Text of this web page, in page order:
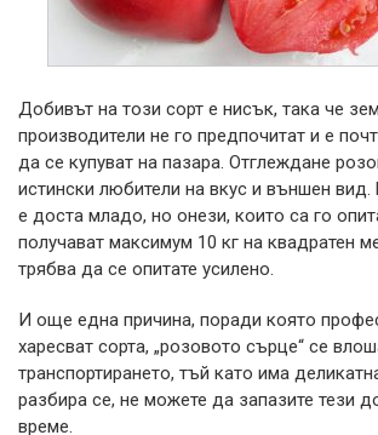
Добивът на този сорт е нисък, така че
производители не го предпочитат и е
да се купуват на пазара. Отглеждане
истински любители на вкус и външен вид.
е доста младо, но онези, които са го
получават максимум 10 кг на квадратен
трябва да се опитате усилено.
И още една причина, поради която
харесват сорта, „розовото сърце“ се
транспортирането, тъй като има
разбира се, не можете да запазите тези
време.